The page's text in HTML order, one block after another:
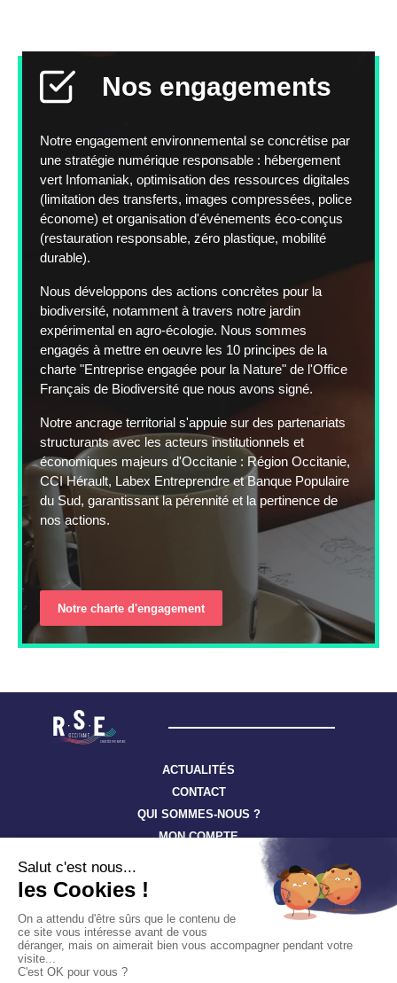
Nos engagements
Notre engagement environnemental se concrétise par
une stratégie numérique responsable : hébergement
vert Infomaniak, optimisation des ressources digitales
(limitation des transferts, images compressées, police
économe) et organisation d'événements éco-conçus
(restauration responsable, zéro plastique, mobilité
durable).
Nous développons des actions concrètes pour la
biodiversité, notamment à travers notre jardin
expérimental en agro-écologie. Nous sommes
engagés à mettre en oeuvre les 10 principes de la
charte "Entreprise engagée pour la Nature" de l'Office
Français de Biodiversité que nous avons signé.
Notre ancrage territorial s'appuie sur des partenariats
structurants avec les acteurs institutionnels et
économiques majeurs d'Occitanie : Région Occitanie,
CCI Hérault, Labex Entreprendre et Banque Populaire
du Sud, garantissant la pérennité et la pertinence de
nos actions.
Notre charte d'engagement
ACTUALITÉS
CONTACT
QUI SOMMES-NOUS ?
MON COMPTE
Suivez toute l’actualité à travers nos newsletters
S'ABONNER